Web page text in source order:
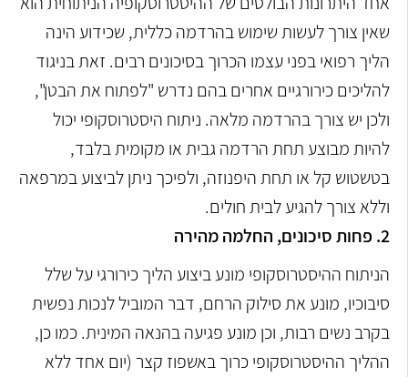
שאין צורך לעשות שימוש בהרדמה כללית, שכידוע הינה
הליך רפואי בפני עצמו הכרוך בסיכונים רבים. זאת בניגוד
להליכים כירורגיים אחרים בהם נדרש "לפתוח את הבטן",
ולכן יש צורך בהרדמה מלאה. ניתוח היסטרוסקופי יכול
להיות מבוצע תחת הרדמה גבית או מקומית בלבד,
בטשטוש קל או תחת היפנוזה, ולפיכך ניתן לביצוע במרפאה
וללא צורך להגיע לבית חולים.
2. פחות סיכונים, החלמה מהירה
הניתוח ההיסטרוסקופי מונע ביצוע הליך כירורגי על שלל
סיבוכיו, מונע את סילוק הרחם, דבר המוביל לנכות נפשית
בקרב נשים רבות, וכן מונע פגיעה בהנאה המינית. כמו כן,
ההליך ההיסטרוסקופי כרוך באשפוז קצר (יום אחד ללא